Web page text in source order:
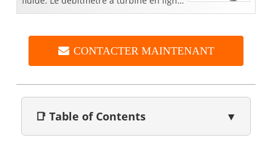
a une structure compacte et légère, ...
CONTACTER MAINTENANT
📑 Table of Contents ▼